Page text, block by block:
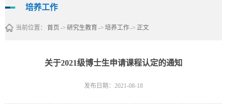
培养工作
当前位置： 首页 -> 研究生教育 -> 培养工作-> 正文
关于2021级博士生申请课程认定的通知
发布日期：2021-08-18